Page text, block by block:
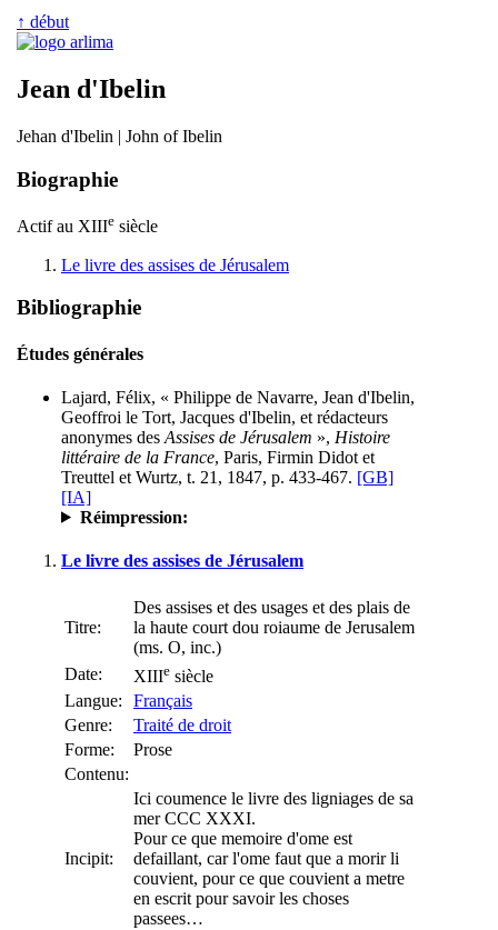
↑ début
Jean d'Ibelin
Jehan d'Ibelin | John of Ibelin
Biographie
Actif au XIIIe siècle
Le livre des assises de Jérusalem
Bibliographie
Études générales
Lajard, Félix, « Philippe de Navarre, Jean d'Ibelin,
Geoffroi le Tort, Jacques d'Ibelin, et rédacteurs
anonymes des Assises de Jérusalem », Histoire
littéraire de la France, Paris, Firmin Didot et
Treuttel et Wurtz, t. 21, 1847, p. 433-467. [GB]
[IA]
Réimpression:
Le livre des assises de Jérusalem
Titre:
Des assises et des usages et des plais de
la haute court dou roiaume de Jerusalem
(ms. O, inc.)
Date:
XIIIe siècle
Langue:
Français
Genre:
Traité de droit
Forme:
Prose
Contenu:
Incipit:
Ici coumence le livre des ligniages de sa
mer CCC XXXI.
Pour ce que memoire d'ome est
defaillant, car l'ome faut que a morir li
couvient, pour ce que couvient a metre
en escrit pour savoir les choses
passees…